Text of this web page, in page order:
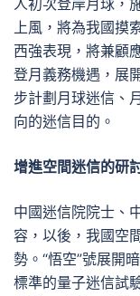
人初次登岸月球，
上風，將為我國摸
西強表現，將兼顧
登月義務機遇，展
步計劃月球迷信、
向的迷信目的。
增進空間迷信的研
中國迷信院院士、
容，以後，我國空
勢。“悟空”號展開
標準的量子迷信試